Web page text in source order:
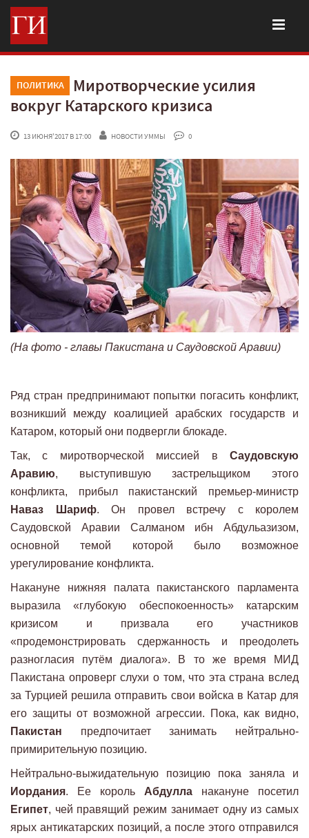
ПОЛИТИКА
Миротворческие усилия
вокруг Катарского кризиса
13 ИЮНЯ'2017 В 17:00 НОВОСТИ УММЫ 0
(На фото - главы Пакистана и Саудовской Аравии)
Ряд стран предпринимают попытки погасить конфликт,
возникший между коалицией арабских государств и
Катаром, который они подвергли блокаде.
Так, с миротворческой миссией в Саудовскую
Аравию, выступившую застрельщиком этого
конфликта, прибыл пакистанский премьер-министр
Наваз Шариф. Он провел встречу с королем
Саудовской Аравии Салманом ибн Абдульазизом,
основной темой которой было возможное
урегулирование конфликта.
Накануне нижняя палата пакистанского парламента
выразила «глубокую обеспокоенность» катарским
кризисом и призвала его участников
«продемонстрировать сдержанность и преодолеть
разногласия путём диалога». В то же время МИД
Пакистана опроверг слухи о том, что эта страна вслед
за Турцией решила отправить свои войска в Катар для
его защиты от возможной агрессии. Пока, как видно,
Пакистан предпочитает занимать нейтрально-
примирительную позицию.
Нейтрально-выжидательную позицию пока заняла и
Иордания. Ее король Абдулла накануне посетил
Египет, чей правящий режим занимает одну из самых
ярых антикатарских позиций, а после этого отправился